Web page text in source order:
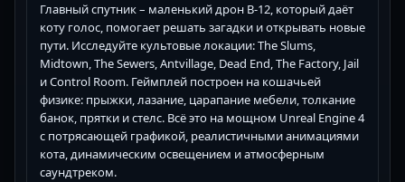
Главный спутник – маленький дрон B-12, который даёт
коту голос, помогает решать загадки и открывать новые
пути. Исследуйте культовые локации: The Slums,
Midtown, The Sewers, Antvillage, Dead End, The Factory, Jail
и Control Room. Геймплей построен на кошачьей
физике: прыжки, лазание, царапание мебели, толкание
банок, прятки и стелс. Всё это на мощном Unreal Engine 4
с потрясающей графикой, реалистичными анимациями
кота, динамическим освещением и атмосферным
саундтреком.